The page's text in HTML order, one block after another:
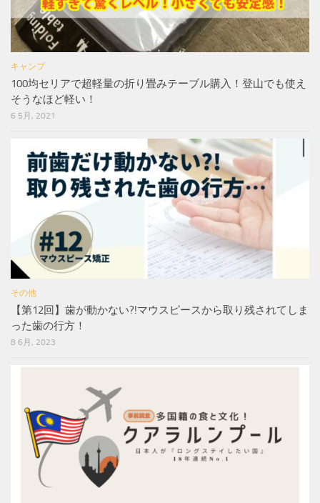
キャンプ
100均セリアで超軽量の折り畳みテーブル購入！登山でも使え
そうなほど軽い！
6 5月, 2021
その他
【第12回】歯が動かない?!マウスピースから取り残されてしま
った歯の行方！
8 6月, 2023